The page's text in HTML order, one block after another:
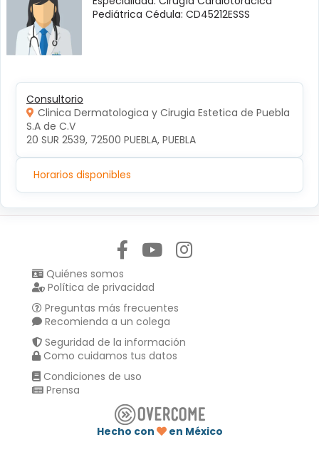
Pediátrica Cédula: CD45212ESSS
Consultorio
Clinica Dermatologica y Cirugia Estetica de Puebla
S.A de C.V
20 SUR 2539, 72500 PUEBLA, PUEBLA
Horarios disponibles
Quiénes somos
Política de privacidad
Preguntas más frecuentes
Recomienda a un colega
Seguridad de la información
Como cuidamos tus datos
Condiciones de uso
Prensa
Hecho con
en México